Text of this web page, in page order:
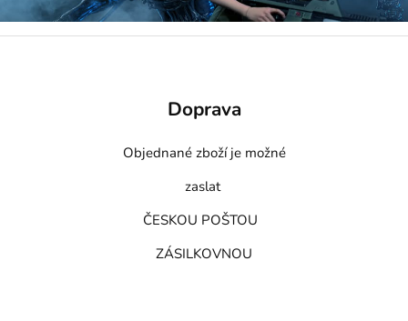
Doprava
Objednané zboží je možné
zaslat
ČESKOU POŠTOU
ZÁSILKOVNOU